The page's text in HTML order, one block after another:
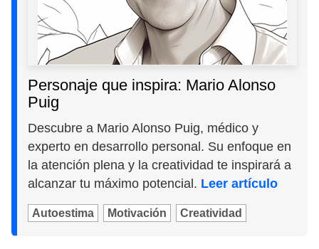
Personaje que inspira: Mario Alonso
Puig
Descubre a Mario Alonso Puig, médico y
experto en desarrollo personal. Su enfoque en
la atención plena y la creatividad te inspirará a
alcanzar tu máximo potencial. Leer artículo
Autoestima Motivación Creatividad